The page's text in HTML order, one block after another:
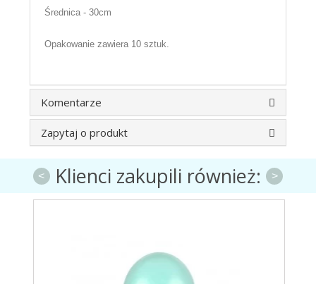
Średnica - 30cm
Opakowanie zawiera 10 sztuk.
Komentarze
Zapytaj o produkt
Klienci zakupili również:
< >